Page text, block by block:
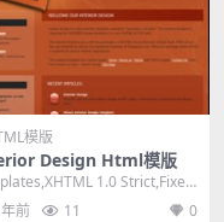
模版
Design Html模版
1.0 Strict,Fixed
...
前 11 0